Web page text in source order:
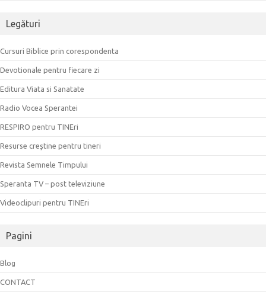
Legături
Cursuri Biblice prin corespondenta
Devotionale pentru fiecare zi
Editura Viata si Sanatate
Radio Vocea Sperantei
RESPIRO pentru TINEri
Resurse creştine pentru tineri
Revista Semnele Timpului
Speranta TV – post televiziune
Videoclipuri pentru TINEri
Pagini
Blog
CONTACT